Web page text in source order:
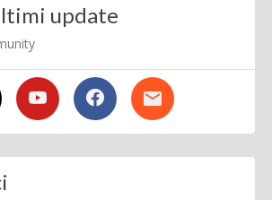
update